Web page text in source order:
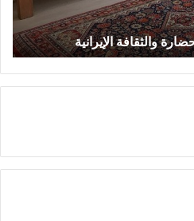
(گل فرنگ) في السجاد الإيراني